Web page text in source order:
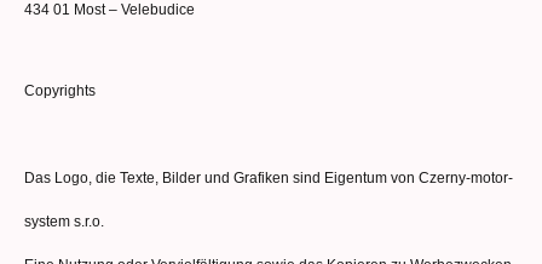
434 01 Most – Velebudice
Copyrights
Das Logo, die Texte, Bilder und Grafiken sind Eigentum von Czerny-motor-
system s.r.o.